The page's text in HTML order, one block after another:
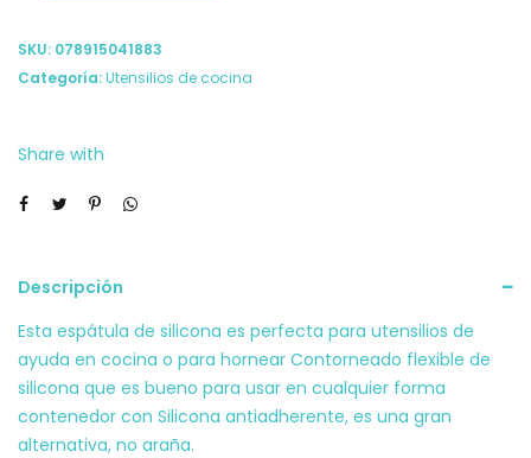
cantidad
SKU: 078915041883
Categoría:Utensilios de cocina
Share with
Descripción
Esta espátula de silicona es perfecta para utensilios de
ayuda en cocina o para hornear Contorneado flexible de
silicona que es bueno para usar en cualquier forma
contenedor con Silicona antiadherente, es una gran
alternativa, no araña.